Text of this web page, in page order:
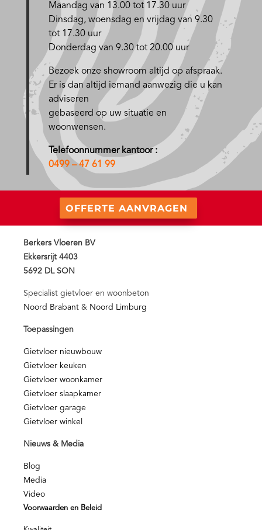
Maandag van 13.00 tot 17.30 uur
Dinsdag, woensdag en vrijdag van 9.30
tot 17.30 uur
Donderdag van 9.30 tot 20.00 uur
Bezoek onze showroom altijd op afspraak.
Er is dan altijd iemand aanwezig die u kan
adviseren
gebaseerd op uw situatie en
woonwensen.
Telefoonnummer kantoor :
0499 – 47 61 99
OFFERTE AANVRAGEN
Berkers Vloeren BV
Ekkersrijt 4403
5692 DL SON
Specialist gietvloer en woonbeton
Noord Brabant & Noord Limburg
Toepassingen
Gietvloer nieuwbouw
Gietvloer keuken
Gietvloer woonkamer
Gietvloer slaapkamer
Gietvloer garage
Gietvloer winkel
Nieuws & Media
Blog
Media
Video
Voorwaarden en Beleid